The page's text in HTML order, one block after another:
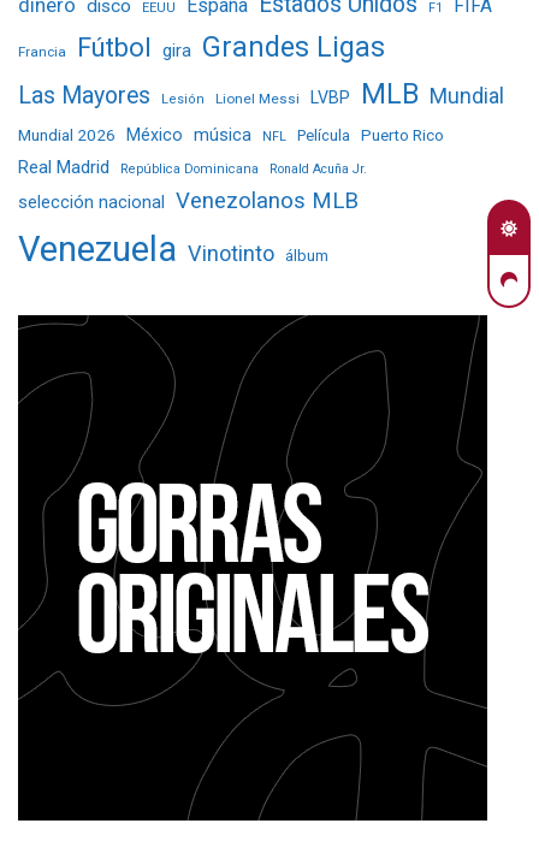
dinero disco EEUU España F1 FIFA
Francia Fútbol gira Grandes Ligas
Las Mayores Lesión Lionel Messi LVBP MLB Mundial
Mundial 2026 México música NFL Película Puerto Rico
Real Madrid República Dominicana Ronald Acuña Jr.
selección nacional Venezolanos MLB
Venezuela Vinotinto álbum